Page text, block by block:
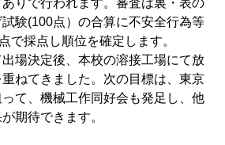
験(100点）の合算に不安全行為等
で採点し順位を確定します。
場決定後、本校の溶接工場にて放
ねてきました。次の目標は、東京
て、機械工作同好会も発足し、他
期待できます。